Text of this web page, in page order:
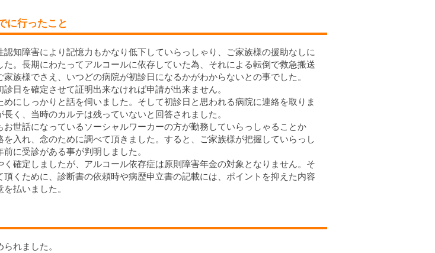
に行ったこと
認知障害により記憶力もかなり低下していらっしゃり、ご家族様の援助なしに
た。長期にわたってアルコールに依存していた為、それによる転倒で救急搬送
族様でさえ、いつどの病院が初診日になるかがわからないとの事でした。
日を確定させて証明出来なければ申請が出来ません。
めにしっかりと話を伺いました。そして初診日と思われる病院に連絡を取りま
長く、当時のカルテは残っていないと回答されました。
お世話になっているソーシャルワーカーの方が勤務していらっしゃることか
を入れ、念のために調べて頂きました。すると、ご家族様が把握していらっし
に受診がある事が判明しました。
く確定しましたが、アルコール依存症は原則障害年金の対象となりません。そ
頂くために、診断書の依頼時や病歴申立書の記載には、ポイントを抑えた内容
払いました。
られました。